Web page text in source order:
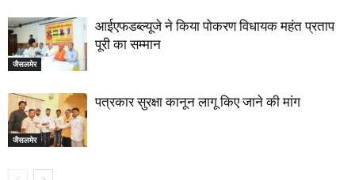
जैसलमेर
आईएफडब्ल्यूजे ने किया पोकरण विधायक महंत प्रताप
पूरी का सम्मान
जैसलमेर
पत्रकार सुरक्षा कानून लागू किए जाने की मांग